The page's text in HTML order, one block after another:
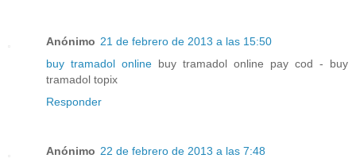
Anónimo 21 de febrero de 2013 a las 15:50
buy tramadol online buy tramadol online pay cod - buy
tramadol topix
Responder
Anónimo 22 de febrero de 2013 a las 7:48